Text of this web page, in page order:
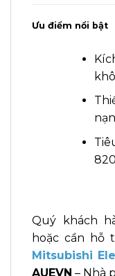
Ưu điểm nổi bật
Quý khách
hoặc cần hỗ
Mitsubishi
AUEVN – Nhà